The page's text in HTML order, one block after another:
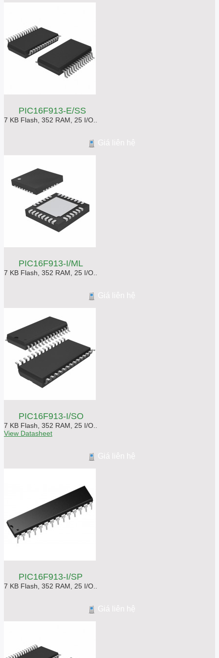
PIC16F913-E/SS
7 KB Flash, 352 RAM, 25 I/O..
Giá liên hệ
PIC16F913-I/ML
7 KB Flash, 352 RAM, 25 I/O..
Giá liên hệ
PIC16F913-I/SO
7 KB Flash, 352 RAM, 25 I/O..
View Datasheet
Giá liên hệ
PIC16F913-I/SP
7 KB Flash, 352 RAM, 25 I/O..
Giá liên hệ